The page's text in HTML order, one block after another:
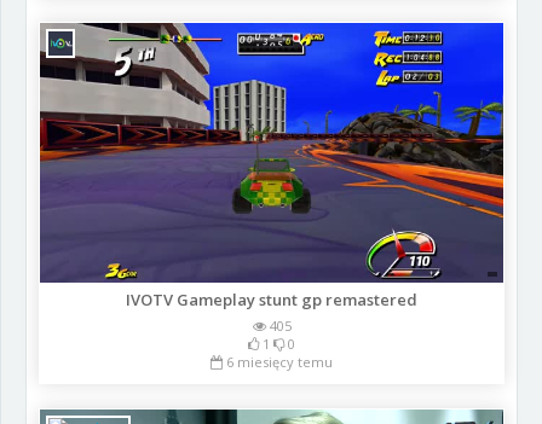
IVOTV Gameplay stunt gp remastered
405
1
0
6 miesięcy temu